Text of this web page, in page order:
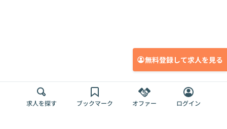
無料登録して求人を見る
求人を探す ブックマーク オファー ログイン